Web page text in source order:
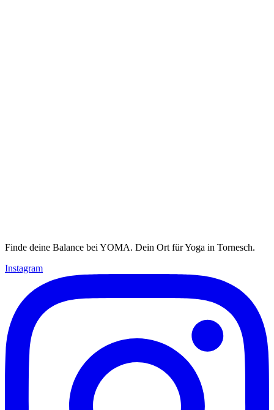
Finde deine Balance bei YOMA. Dein Ort für Yoga in Tornesch.
Instagram